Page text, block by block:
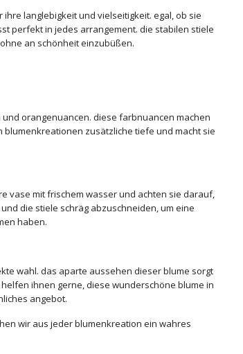
langlebigkeit und vielseitigkeit. egal, ob sie
perfekt in jedes arrangement. die stabilen stiele
an schönheit einzubüßen.
orangenuancen. diese farbnuancen machen
zusätzliche tiefe und macht sie
vase mit frischem wasser und achten sie darauf,
die stiele schräg abzuschneiden, um eine
haben.
wahl. das aparte aussehen dieser blume sorgt
ihnen gerne, diese wunderschöne blume in
angebot.
wir aus jeder blumenkreation ein wahres